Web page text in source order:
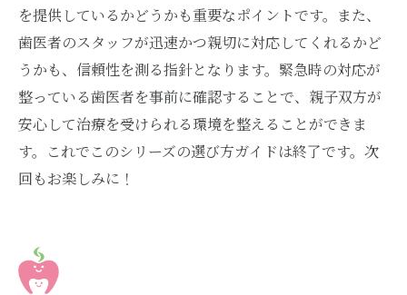
を提供しているかどうかも重要なポイントです。また、
歯医者のスタッフが迅速かつ親切に対応してくれるかど
うかも、信頼性を測る指針となります。緊急時の対応が
整っている歯医者を事前に確認することで、親子双方が
安心して治療を受けられる環境を整えることができま
す。これでこのシリーズの選び方ガイドは終了です。次
回もお楽しみに！